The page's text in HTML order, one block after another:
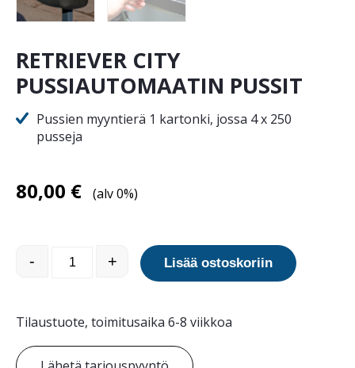
RETRIEVER CITY
PUSSIAUTOMAATIN PUSSIT
Pussien myyntierä 1 kartonki, jossa 4 x 250
pusseja
80,00 € (alv 0%)
Retriever City pussiautomaatin pussit määrä
- + Lisää ostoskoriin
Tilaustuote, toimitusaika 6-8 viikkoa